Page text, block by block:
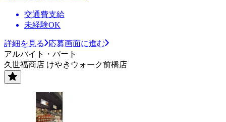
交通費支給
未経験OK
詳細を見る
応募画面に進む
アルバイト・パート
久世福商店 けやきウォーク前橋店